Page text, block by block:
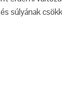
súlyának